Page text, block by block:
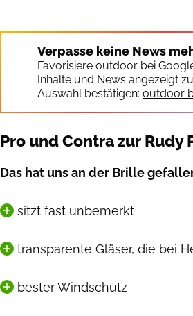
Verpasse keine News
Favorisiere outdoor bei
Inhalte und News angezeigt
Auswahl bestätigen: outdoor
Pro und Contra zur Rudy
Das hat uns an der Brille
sitzt fast unbemerkt
transparente Gläser, die bei
bester Windschutz